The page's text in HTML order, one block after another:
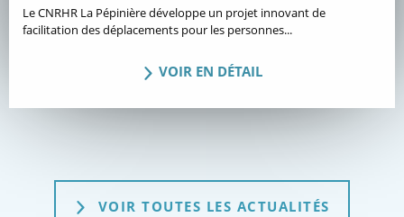
Le CNRHR La Pépinière développe un projet innovant de
facilitation des déplacements pour les personnes...
VOIR EN DÉTAIL
VOIR TOUTES LES ACTUALITÉS